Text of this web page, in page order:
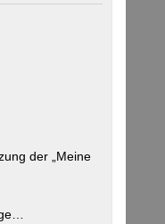
der „Meine